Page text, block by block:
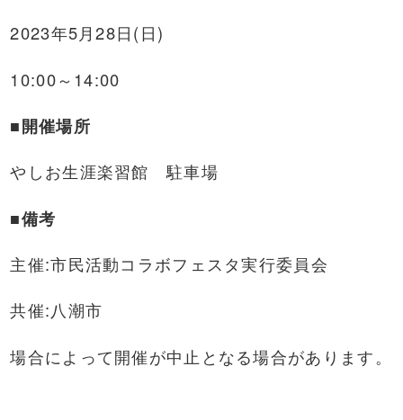
2023年5月28日(日)
10:00～14:00
■開催場所
やしお生涯楽習館 駐車場
■備考
主催:市民活動コラボフェスタ実行委員会
共催:八潮市
場合によって開催が中止となる場合があります。